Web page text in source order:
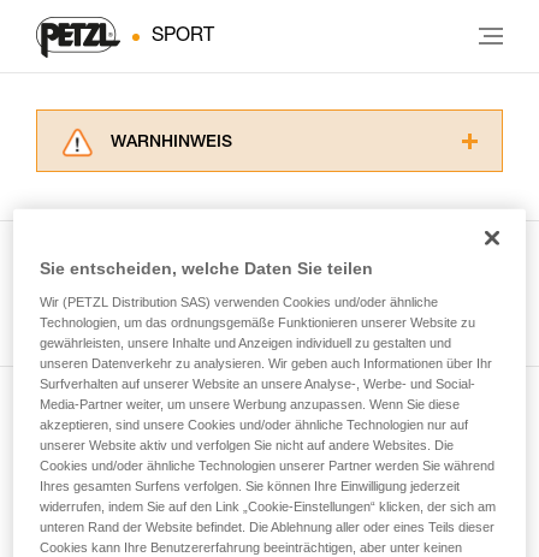
SPORT
WARNHINWEIS
ziehen. Um diese Zusatzinformationen
der Gebrauchsanweisung enthaltenen
Informationen richtig verstanden haben.
Die Beherrschung dieser Techniken setzt eine
entsprechende Ausbildung und ein spezielles
Training voraus. Prüfen Sie zusammen mit
einem Profi, ob Sie in der Lage sind, den
Vorgang alleine sicher zu wiederholen, bevor
Sie ihn eigenständig durchführen.
Wir geben Beispiele für die mit Ihrer Aktivität
verbundenen Techniken. Möglicherweise gibt es
noch andere Techniken, die hier nicht
Alle Techniken ansehen
Newsletter abonnieren
und auf dem Laufenden bleiben
Email *
Sie entscheiden, welche Daten Sie teilen
Wir (PETZL Distribution SAS) verwenden Cookies und/oder ähnliche
Technologien, um das ordnungsgemäße Funktionieren unserer Website zu
gewährleisten, unsere Inhalte und Anzeigen individuell zu gestalten und
unseren Datenverkehr zu analysieren. Wir geben auch Informationen über Ihr
Surfverhalten auf unserer Website an unsere Analyse-, Werbe- und Social-
Media-Partner weiter, um unsere Werbung anzupassen. Wenn Sie diese
akzeptieren, sind unsere Cookies und/oder ähnliche Technologien nur auf
unserer Website aktiv und verfolgen Sie nicht auf andere Websites. Die
Cookies und/oder ähnliche Technologien unserer Partner werden Sie während
Ihres gesamten Surfens verfolgen. Sie können Ihre Einwilligung jederzeit
widerrufen, indem Sie auf den Link „Cookie-Einstellungen“ klicken, der sich am
unteren Rand der Website befindet. Die Ablehnung aller oder eines Teils dieser
Cookies kann Ihre Benutzererfahrung beeinträchtigen, aber unter keinen